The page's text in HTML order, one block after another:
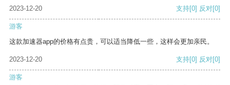
2023-12-20
支持[0] 反对[0]
游客
这款加速器app的价格有点贵，可以适当降低一些，这样会更加亲民。
2023-12-20 支持[0] 反对[0]
游客